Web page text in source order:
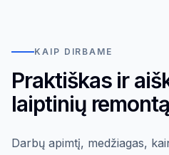
KAIP DIRBAME
Praktiškas ir
laiptinių remontą
Darbų apimtį, medžiagas,